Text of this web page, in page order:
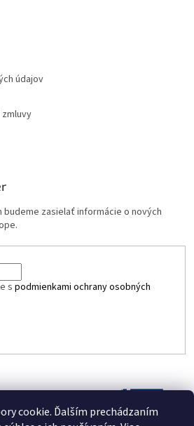
cookie. Ďalším prechádzaním
údajov
budeme zasielať informácie o nových
s podmienkami ochrany osobných